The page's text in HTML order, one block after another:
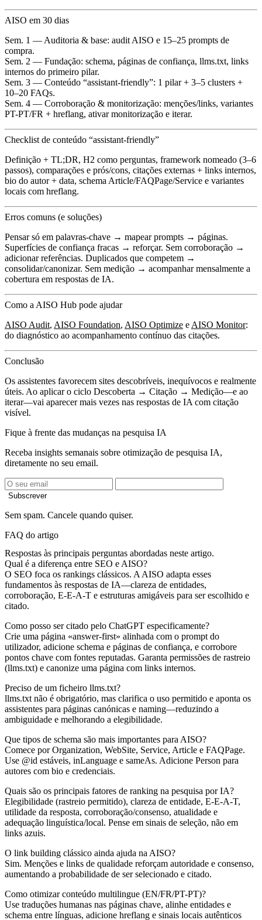
AISO em 30 dias
Sem. 1 — Auditoria & base: audit AISO e 15–25 prompts de
compra.
Sem. 2 — Fundação: schema, páginas de confiança, llms.txt, links
internos do primeiro pilar.
Sem. 3 — Conteúdo “assistant-friendly”: 1 pilar + 3–5 clusters +
10–20 FAQs.
Sem. 4 — Corroboração & monitorização: menções/links, variantes
PT-PT/FR + hreflang, ativar monitorização e iterar.
Checklist de conteúdo “assistant-friendly”
Definição + TL;DR, H2 como perguntas, framework nomeado (3–6
passos), comparações e prós/cons, citações externas + links internos,
bio do autor + data, schema Article/FAQPage/Service e variantes
locais com hreflang.
Erros comuns (e soluções)
Pensar só em palavras-chave → mapear prompts → páginas.
Superfícies de confiança fracas → reforçar. Sem corroboração →
adicionar referências. Duplicados que competem →
consolidar/canonizar. Sem medição → acompanhar mensalmente a
cobertura em respostas de IA.
Como a AISO Hub pode ajudar
AISO Audit, AISO Foundation, AISO Optimize e AISO Monitor:
do diagnóstico ao acompanhamento contínuo das citações.
Conclusão
Os assistentes favorecem sites descobríveis, inequívocos e realmente
úteis. Ao aplicar o ciclo Descoberta → Citação → Medição—e ao
iterar—vai aparecer mais vezes nas respostas de IA com citação
visível.
Fique à frente das mudanças na pesquisa IA
Receba insights semanais sobre otimização de pesquisa IA,
diretamente no seu email.
Subscrever
Sem spam. Cancele quando quiser.
FAQ do artigo
Respostas às principais perguntas abordadas neste artigo.
Qual é a diferença entre SEO e AISO?
O SEO foca os rankings clássicos. A AISO adapta esses
fundamentos às respostas de IA—clareza de entidades,
corroboração, E-E-A-T e estruturas amigáveis para ser escolhido e
citado.
Como posso ser citado pelo ChatGPT especificamente?
Crie uma página «answer-first» alinhada com o prompt do
utilizador, adicione schema e páginas de confiança, e corrobore
pontos chave com fontes reputadas. Garanta permissões de rastreio
(llms.txt) e canonize uma página com links internos.
Preciso de um ficheiro llms.txt?
llms.txt não é obrigatório, mas clarifica o uso permitido e aponta os
assistentes para páginas canónicas e naming—reduzindo a
ambiguidade e melhorando a elegibilidade.
Que tipos de schema são mais importantes para AISO?
Comece por Organization, WebSite, Service, Article e FAQPage.
Use @id estáveis, inLanguage e sameAs. Adicione Person para
autores com bio e credenciais.
Quais são os principais fatores de ranking na pesquisa por IA?
Elegibilidade (rastreio permitido), clareza de entidade, E-E-A-T,
utilidade da resposta, corroboração/consenso, atualidade e
adequação linguística/local. Pense em sinais de seleção, não em
links azuis.
O link building clássico ainda ajuda na AISO?
Sim. Menções e links de qualidade reforçam autoridade e consenso,
aumentando a probabilidade de ser selecionado e citado.
Como otimizar conteúdo multilingue (EN/FR/PT-PT)?
Use traduções humanas nas páginas chave, alinhe entidades e
schema entre línguas, adicione hreflang e sinais locais autênticos